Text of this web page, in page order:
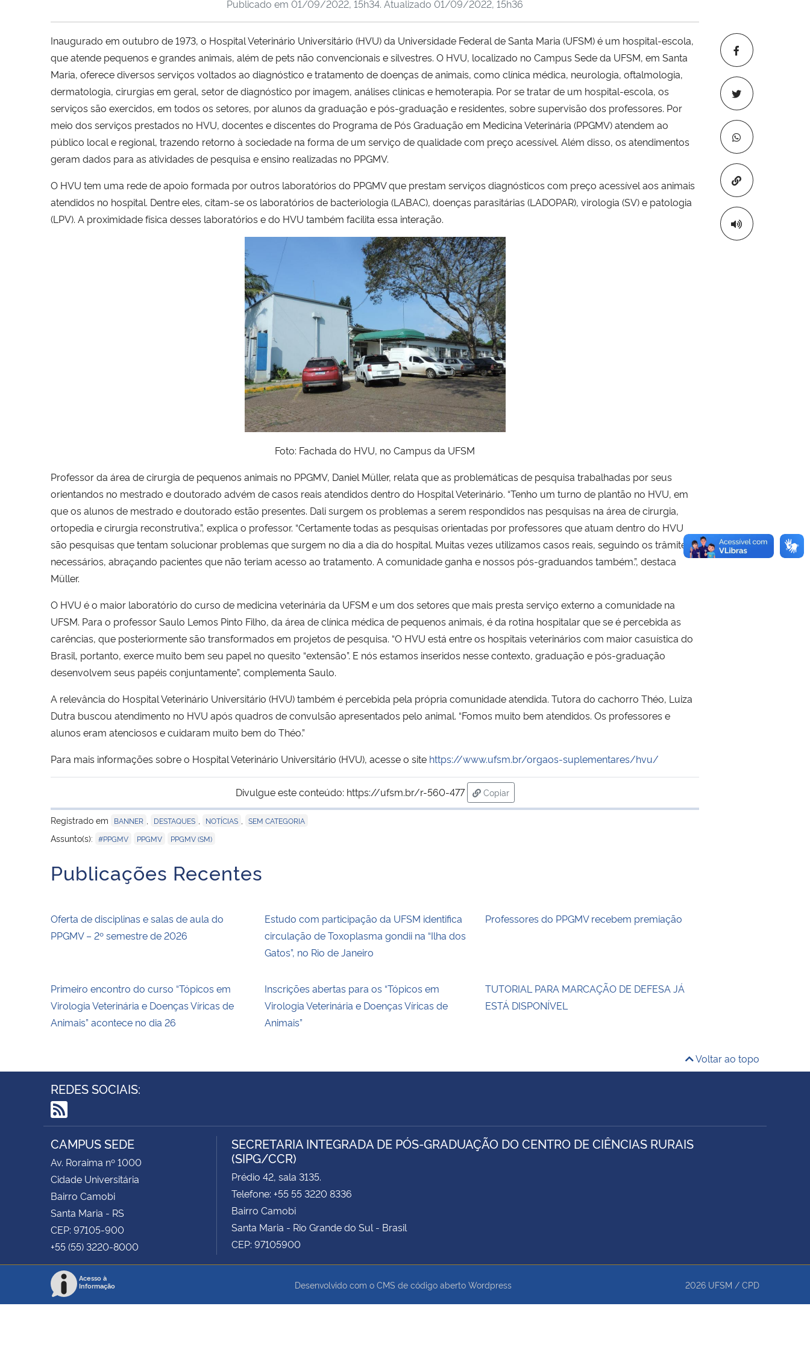
Copiar para
Publicado em 01/09/2022, 15h34. Atualizado 01/09/2022, 15h36
Inaugurado em outubro de 1973, o Hospital Veterinário Universitário (HVU) da Universidade Federal de Santa Maria (UFSM) é um hospital-escola,
que atende pequenos e grandes animais, além de pets não convencionais e silvestres. O HVU, localizado no Campus Sede da UFSM, em Santa
Maria, oferece diversos serviços voltados ao diagnóstico e tratamento de doenças de animais, como clínica médica, neurologia, oftalmologia,
dermatologia, cirurgias em geral, setor de diagnóstico por imagem, análises clínicas e hemoterapia. Por se tratar de um hospital-escola, os
serviços são exercidos, em todos os setores, por alunos da graduação e pós-graduação e residentes, sobre supervisão dos professores. Por
meio dos serviços prestados no HVU, docentes e discentes do Programa de Pós Graduação em Medicina Veterinária (PPGMV) atendem ao
público local e regional, trazendo retorno à sociedade na forma de um serviço de qualidade com preço acessível. Além disso, os atendimentos
geram dados para as atividades de pesquisa e ensino realizadas no PPGMV.
O HVU tem uma rede de apoio formada por outros laboratórios do PPGMV que prestam serviços diagnósticos com preço acessível aos animais
atendidos no hospital. Dentre eles, citam-se os laboratórios de bacteriologia (LABAC), doenças parasitárias (LADOPAR), virologia (SV) e patologia
(LPV). A proximidade física desses laboratórios e do HVU também facilita essa interação.
Foto: Fachada do HVU, no Campus da UFSM
Professor da área de cirurgia de pequenos animais no PPGMV, Daniel Müller, relata que as problemáticas de pesquisa trabalhadas por seus
orientandos no mestrado e doutorado advém de casos reais atendidos dentro do Hospital Veterinário. “Tenho um turno de plantão no HVU, em
que os alunos de mestrado e doutorado estão presentes. Dali surgem os problemas a serem respondidos nas pesquisas na área de cirurgia,
ortopedia e cirurgia reconstrutiva.”, explica o professor. “Certamente todas as pesquisas orientadas por professores que atuam dentro do HVU
são pesquisas que tentam solucionar problemas que surgem no dia a dia do hospital. Muitas vezes utilizamos casos reais, seguindo os trâmites
necessários, abraçando pacientes que não teriam acesso ao tratamento. A comunidade ganha e nossos pós-graduandos também.”, destaca
Müller.
O HVU é o maior laboratório do curso de medicina veterinária da UFSM e um dos setores que mais presta serviço externo a comunidade na
UFSM. Para o professor Saulo Lemos Pinto Filho, da área de clínica médica de pequenos animais, é da rotina hospitalar que se é percebida as
carências, que posteriormente são transformados em projetos de pesquisa. “O HVU está entre os hospitais veterinários com maior casuística do
Brasil, portanto, exerce muito bem seu papel no quesito “extensão”. E nós estamos inseridos nesse contexto, graduação e pós-graduação
desenvolvem seus papéis conjuntamente”, complementa Saulo.
A relevância do Hospital Veterinário Universitário (HVU) também é percebida pela própria comunidade atendida. Tutora do cachorro Théo, Luiza
Dutra buscou atendimento no HVU após quadros de convulsão apresentados pelo animal. “Fomos muito bem atendidos. Os professores e
alunos eram atenciosos e cuidaram muito bem do Théo.”
Para mais informações sobre o Hospital Veterinário Universitário (HVU), acesse o site https://www.ufsm.br/orgaos-suplementares/hvu/
Divulgue este conteúdo: https://ufsm.br/r-560-477
Copiar
para área de transferência
Registrado em
BANNER DESTAQUES NOTÍCIAS SEM CATEGORIA
Assunto(s): #PPGMV PPGMV PPGMV (SM)
Publicações Recentes
Oferta de disciplinas e salas de aula do
PPGMV – 2º semestre de 2026
Estudo com participação da UFSM identifica
circulação de Toxoplasma gondii na “Ilha dos
Gatos”, no Rio de Janeiro
Professores do PPGMV recebem premiação
Primeiro encontro do curso “Tópicos em
Virologia Veterinária e Doenças Víricas de
Animais” acontece no dia 26
Inscrições abertas para os “Tópicos em
Virologia Veterinária e Doenças Víricas de
Animais”
TUTORIAL PARA MARCAÇÃO DE DEFESA JÁ
ESTÁ DISPONÍVEL
Voltar ao topo
REDES SOCIAIS:
RSS
CAMPUS SEDE
Av. Roraima nº 1000
Cidade Universitária
Bairro Camobi
Santa Maria - RS
CEP: 97105-900
+55 (55) 3220-8000
SECRETARIA INTEGRADA DE PÓS-GRADUAÇÃO DO CENTRO DE CIÊNCIAS RURAIS
(SIPG/CCR)
Prédio 42, sala 3135.
Telefone: +55 55 3220 8336
Bairro Camobi
Santa Maria - Rio Grande do Sul - Brasil
CEP: 97105900
Acesso à
Informação
Desenvolvido com o CMS de código aberto Wordpress 2026 UFSM / CPD